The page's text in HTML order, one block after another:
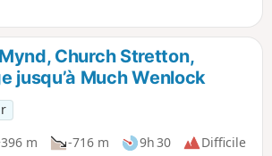
connu sous le nom de Holy
à 486 m. Enfin, l'itinéraire arrive à
termine à la gare.Church Stretton,
jusqu’à Much Wenlock
m -716 m 9h 30
Difficile